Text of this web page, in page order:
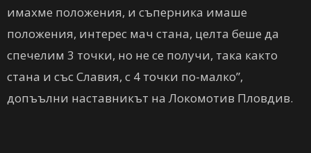
имахме положения, и съперника имаше
положения, интерес мач стана, целта беше да
спечелим 3 точки, но не се получи, така както
стана и със Славия, с 4 точки по-малко”,
допъълни наставникът на Локомотив Пловдив.